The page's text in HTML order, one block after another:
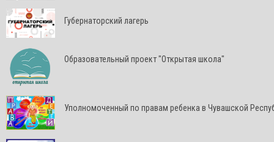
Губернаторский лагерь
Образовательный проект "Открытая школа"
Уполномоченный по правам ребенка в Чувашской